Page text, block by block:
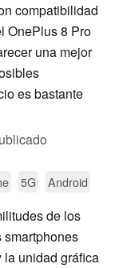
compatibilidad
OnePlus 8 Pro
una mejor
es bastante
5G Android
de los
la unidad gráfica